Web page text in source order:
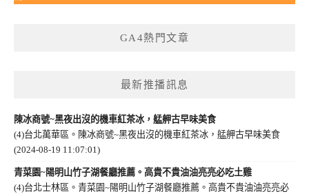
GA4熱門文章
最新推播訊息
陳冰商號~黑夜出沒的機車紅茶冰，艋舺古早味美食
(4)台北萬華區。陳冰商號~黑夜出沒的機車紅茶冰，艋舺古早味美食
(2024-08-19 11:07:01)
青菜園~陽明山竹子湖餐廳推薦。高貴不貴油油亮亮必吃土雞
(4)台北士林區。青菜園~陽明山竹子湖餐廳推薦。高貴不貴油油亮亮必